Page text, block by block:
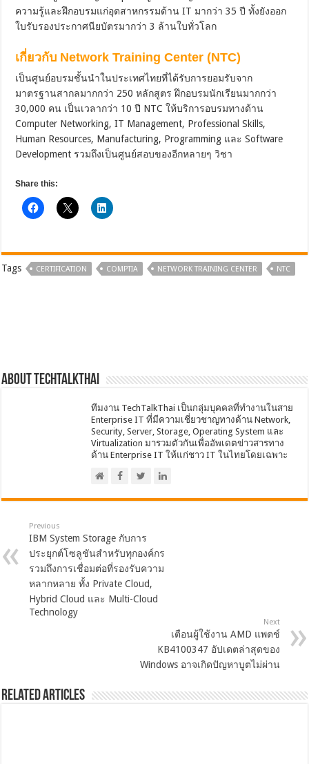
ความรู้และฝึกอบรมแก่อุตสาหกรรมด้าน IT มากว่า 35 ปี ทั้งยังออก
ใบรับรองประกาศนียบัตรมากว่า 3 ล้านใบทั่วโลก
เกี่ยวกับ Network Training Center (NTC)
เป็นศูนย์อบรมชั้นนำในประเทศไทยที่ได้รับการยอมรับจาก
มาตรฐานสากลมากกว่า 250 หลักสูตร ฝึกอบรมนักเรียนมากกว่า
30,000 คน เป็นเวลากว่า 10 ปี NTC ให้บริการอบรมทางด้าน
Computer Networking, IT Management, Professional Skills,
Human Resources, Manufacturing, Programming และ Software
Development รวมถึงเป็นศูนย์สอบของอีกหลายๆ วิชา
Share this:
Tags CERTIFICATION COMPTIA NETWORK TRAINING CENTER NTC
About techtalkthai
ทีมงาน TechTalkThai เป็นกลุ่มบุคคลที่ทำงานในสาย
Enterprise IT ที่มีความเชี่ยวชาญทางด้าน Network,
Security, Server, Storage, Operating System และ
Virtualization มารวมตัวกันเพื่ออัพเดตข่าวสารทาง
ด้าน Enterprise IT ให้แก่ชาว IT ในไทยโดยเฉพาะ
Previous
IBM System Storage กับการ
ประยุกต์โซลูชันสำหรับทุกองค์กร
รวมถึงการเชื่อมต่อที่รองรับความ
หลากหลาย ทั้ง Private Cloud,
Hybrid Cloud และ Multi-Cloud
Technology
Next
เตือนผู้ใช้งาน AMD แพตช์
KB4100347 อัปเดตล่าสุดของ
Windows อาจเกิดปัญหาบูตไม่ผ่าน
Related Articles